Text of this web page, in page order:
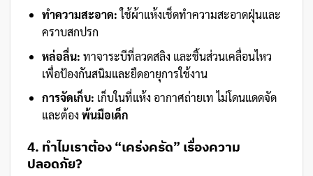
ทำความสะอาด:ใช้ผ้าแห้งเช็ดทำความสะอาดฝุ่นและ
คราบสกปรก
หล่อลื่น: ทาจาระบีที่ลวดสลิง และชิ้นส่วนเคลื่อนไหว
เพื่อป้องกันสนิมและยืดอายุการใช้งาน
การจัดเก็บ: เก็บในที่แห้ง อากาศถ่ายเท ไม่โดนแดดจัด
และต้อง พ้นมือเด็ก
4. ทำไมเราต้อง “เคร่งครัด” เรื่องความ
ปลอดภัย?